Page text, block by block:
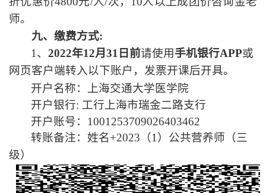
师。
九、缴费方式:
1 、2022年12月31 日前请使用手机银行APP或
网页客户端转入以下账户，发票开课后开具。
开户名称：上海交通大学医学院
开户银行: 工行上海市瑞金二路支行
开户账号： 1001253709026403462
转账备注：姓名+2023 （1 ）公共营养师（三
级）